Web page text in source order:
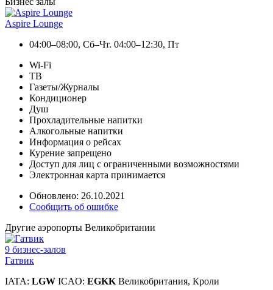
Aspire Lounge
04:00–08:00, Сб–Чт. 04:00–12:30, Пт
Wi-Fi
ТВ
Газеты/Журналы
Кондиционер
Душ
Прохладительные напитки
Алкогольные напитки
Информация о рейсах
Курение запрещено
Доступ для лиц с ограниченными возможностями
Электронная карта принимается
Обновлено: 26.10.2021
Сообщить об ошибке
Другие аэропорты Великобритании
9 бизнес-залов
Гатвик
IATA: LGW ICAO: EGKK Великобритания, Кроли